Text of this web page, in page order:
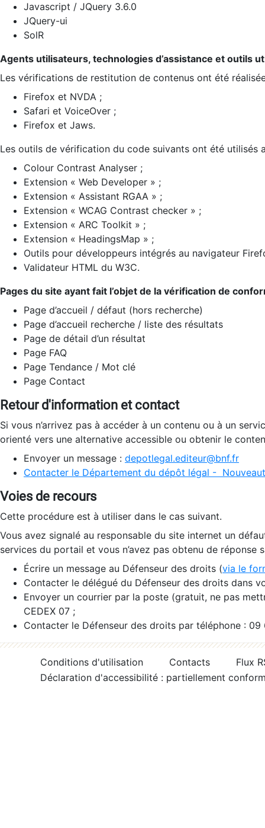
Javascript / JQuery 3.6.0
JQuery-ui
SolR
Agents utilisateurs, technologies d’assistance et outils
Les vérifications de restitution de contenus ont été
Firefox et NVDA ;
Safari et VoiceOver ;
Firefox et Jaws.
Les outils de vérification du code suivants ont été utilisés
Colour Contrast Analyser ;
Extension « Web Developer » ;
Extension « Assistant RGAA » ;
Extension « WCAG Contrast checker » ;
Extension « ARC Toolkit » ;
Extension « HeadingsMap » ;
Outils pour développeurs intégrés au navigateur
Validateur HTML du W3C.
Pages du site ayant fait l’objet de la vérification de
Page d’accueil / défaut (hors recherche)
Page d’accueil recherche / liste des résultats
Page de détail d’un résultat
Page FAQ
Page Tendance / Mot clé
Page Contact
Retour d'information et contact
Si vous n’arrivez pas à accéder à un contenu ou à un
orienté vers une alternative accessible ou obtenir le
Envoyer un message : depotlegal.editeur@bnf.fr
Contacter le Département du dépôt légal -
Voies de recours
Cette procédure est à utiliser dans le cas suivant.
Vous avez signalé au responsable du site internet un
services du portail et vous n’avez pas obtenu de réponse
Écrire un message au Défenseur des droits (via le
Contacter le délégué du Défenseur des droits dans
Envoyer un courrier par la poste (gratuit, ne pas
CEDEX 07 ;
Contacter le Défenseur des droits par téléphone :
Conditions d'utilisation Contacts
Flux
Déclaration d'accessibilité : partiellement